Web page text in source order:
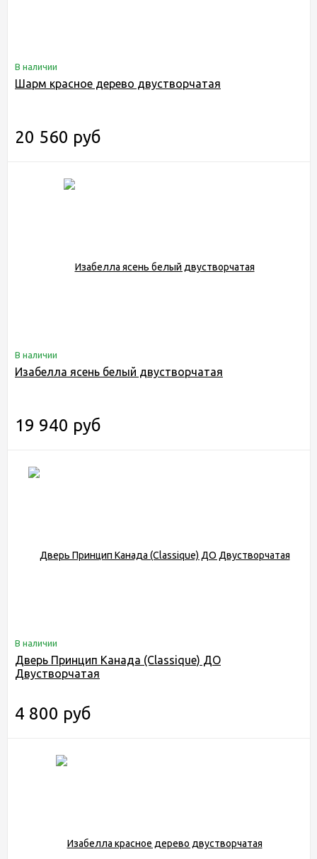
В наличии
Шарм красное дерево двустворчатая
20 560 руб
В наличии
Изабелла ясень белый двустворчатая
19 940 руб
В наличии
Дверь Принцип Канада (Classique) ДО
Двустворчатая
4 800 руб